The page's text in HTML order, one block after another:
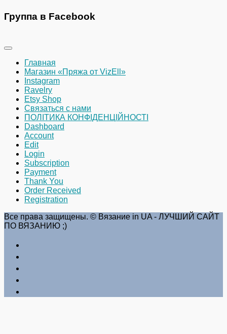
Группа в Facebook
Главная
Магазин «Пряжа от VizEll»
Instagram
Ravelry
Etsy Shop
Связаться с нами
ПОЛІТИКА КОНФІДЕНЦІЙНОСТІ
Dashboard
Account
Edit
Login
Subscription
Payment
Thank You
Order Received
Registration
Все права защищены. © Вязание in UA - ЛУЧШИЙ САЙТ
ПО ВЯЗАНИЮ ;)